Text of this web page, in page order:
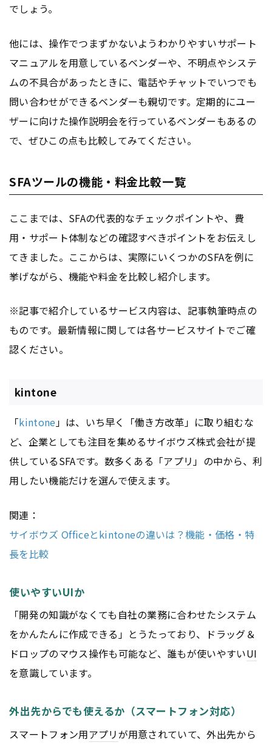
でしょう。
他には、操作でつまずかないようわかりやすいサポート
マニュアルを用意しているベンダーや、不明点やシステ
ムの不具合があったときに、電話やチャットでいつでも
問い合わせができるベンダーも親切です。定期的にユー
ザーに向けた操作説明会を行っているベンダーもあるの
で、ぜひこの点も比較してみてください。
SFAツールの機能・料金比較一覧
ここまでは、SFAの代表的なチェックポイントや、費
用・サポート体制などの確認すべきポイントをお伝えし
てきました。ここからは、実際にいくつかのSFAを例に
挙げながら、機能や料金を比較し紹介します。
※記事で紹介しているサービス内容は、記事執筆時点の
ものです。最新情報に関しては各サービスサイトでご確
認ください。
kintone
「kintone」は、いち早く「働き方改革」に取り組むな
ど、企業としても注目を集めるサイボウズ株式会社が提
供しているSFAです。数多くある「アプリ」の中から、利
用したい機能だけを選んで使えます。
関連：
サイボウズ Officeとkintoneの違いは？機能・価格・特
長を比較
使いやすいUIか
「開発の知識がなくても自社の業務に合わせたシステム
をかんたんに作成できる」とうたっており、ドラッグ＆
ドロップのマウス操作も可能など、誰もが使いやすいUI
を意識しています。
外出先からでも使えるか（スマートフォン対応）
スマートフォン用アプリが用意されていて、外出先から